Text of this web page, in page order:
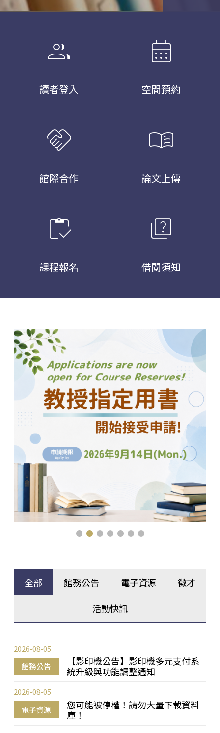
group
讀者登入
calendar_month
空間預約
handshake
館際合作
menu_book
論文上傳
inventory
課程報名
quiz
借閱須知
全部 館務公告 電子資源 徵才
活動快訊
館務公告
【影印機公告】影印機多元支付系
統升級與功能調整通知
2026-08-05
電子資源
您可能被停權！請勿大量下載資料
庫！
2026-08-05